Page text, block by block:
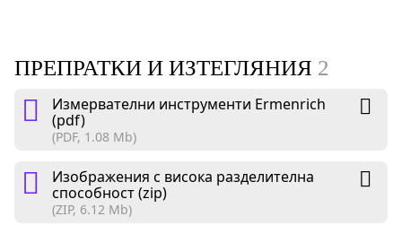
ПРЕПРАТКИ И ИЗТЕГЛЯНИЯ 2
Измервателни инструменти Ermenrich
(pdf)
(PDF, 1.08 Mb)
Изображения с висока разделителна
способност (zip)
(ZIP, 6.12 Mb)